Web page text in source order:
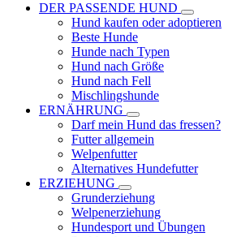
DER PASSENDE HUND
Hund kaufen oder adoptieren
Beste Hunde
Hunde nach Typen
Hund nach Größe
Hund nach Fell
Mischlingshunde
ERNÄHRUNG
Darf mein Hund das fressen?
Futter allgemein
Welpenfutter
Alternatives Hundefutter
ERZIEHUNG
Grunderziehung
Welpenerziehung
Hundesport und Übungen